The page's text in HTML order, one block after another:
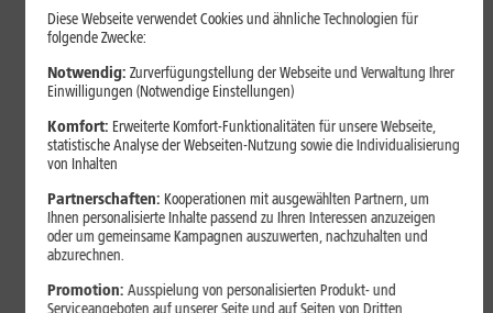
Geräte & Hardware
Smartwatch beim Sport: So
unterstützt sie Dein Training
Eine Smartwatch macht Belastung, Tempo und Trainingsablauf
sichtbar. Erfahre, wie Du Pulsmessung, Herzfrequenzzonen, GPS,
keine medizinische Beurteilung ersetzen.
Mehr erfahren
Diese Webseite verwendet Cookies und ähnliche Technologien für
folgende Zwecke:
Notwendig: Zurverfügungstellung der Webseite und Verwaltung Ihrer
Einwilligungen (Notwendige Einstellungen)
Komfort: Erweiterte Komfort-Funktionalitäten für unsere Webseite,
statistische Analyse der Webseiten-Nutzung sowie die Individualisierung
von Inhalten
Partnerschaften: Kooperationen mit ausgewählten Partnern, um
Ihnen personalisierte Inhalte passend zu Ihren Interessen anzuzeigen
oder um gemeinsame Kampagnen auszuwerten, nachzuhalten und
abzurechnen.
Promotion: Ausspielung von personalisierten Produkt- und
Serviceangeboten auf unserer Seite und auf Seiten von Dritten